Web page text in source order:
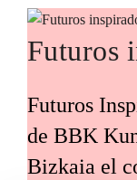
Futuros
Futuros
de BBK
Bizkaia el